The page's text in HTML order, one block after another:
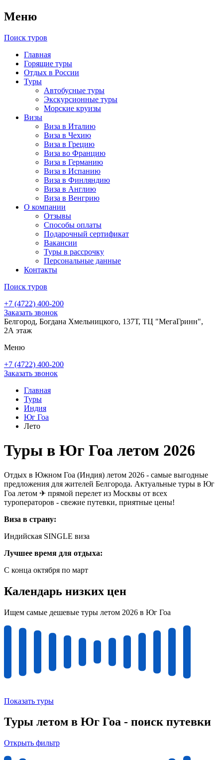
Меню
Поиск туров
Главная
Горящие туры
Отдых в России
Туры
Автобусные туры
Экскурсионные туры
Морские круизы
Визы
Виза в Италию
Виза в Чехию
Виза в Грецию
Виза во Францию
Виза в Германию
Виза в Испанию
Виза в Финляндию
Виза в Англию
Виза в Венгрию
О компании
Отзывы
Способы оплаты
Подарочный сертификат
Вакансии
Туры в рассрочку
Персональные данные
Контакты
Поиск туров
+7 (4722) 400-200
Заказать звонок
Белгород, Богдана Хмельницкого, 137Т, ТЦ "МегаГринн",
2А этаж
Меню
+7 (4722) 400-200
Заказать звонок
Главная
Туры
Индия
Юг Гоа
Лето
Туры в Юг Гоа летом 2026
Отдых в Южном Гоа (Индия) летом 2026 - самые выгодные
предложения для жителей Белгорода. Актуальные туры в Юг
Гоа летом ✈ прямой перелет из Москвы от всех
туроператоров - свежие путевки, приятные цены!
Виза в страну:
Индийская SINGLE виза
Лучшее время для отдыха:
С конца октября по март
Календарь низких цен
Ищем самые дешевые туры летом 2026 в Юг Гоа
Показать туры
Туры летом в Юг Гоа - поиск путевки
Открыть фильтр